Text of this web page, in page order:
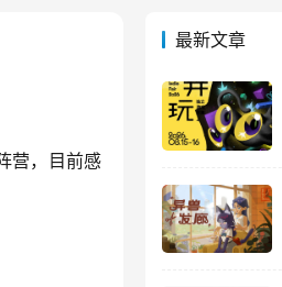
营，目前感
最新文章